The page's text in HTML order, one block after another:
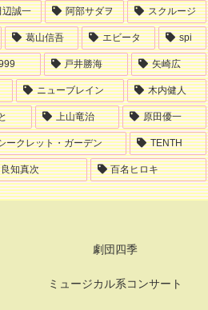
辺誠一 阿部サダヲ スクルージ
葛山信吾 エビータ spi
戸井勝海 矢崎広
ニューブレイン 木内健人
上山竜治 原田優一
ークレット・ガーデン TENTH
良知真次 百名ヒロキ
劇団四季
ミュージカル系コンサート